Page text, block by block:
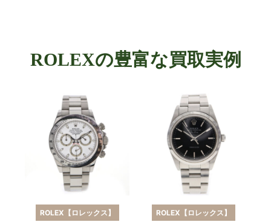
ROLEXの豊富な買取実例
ROLEX【ロレックス】 ROLEX【ロレックス】